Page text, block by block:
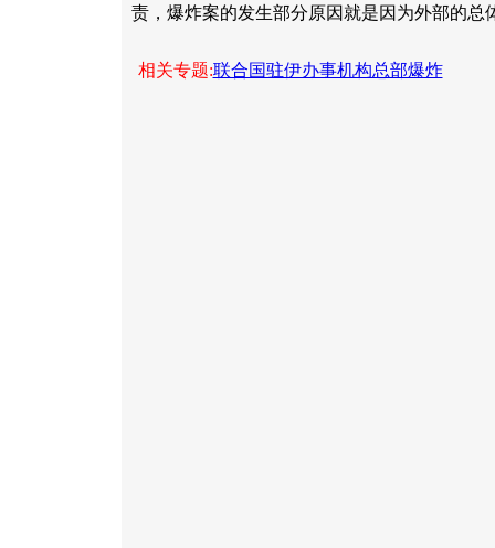
责，爆炸案的发生部分原因就是因为外部的总
相关专题:联合国驻伊办事机构总部爆炸